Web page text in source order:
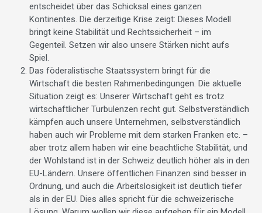
entscheidet über das Schicksal eines ganzen
Kontinentes. Die derzeitige Krise zeigt: Dieses Modell
bringt keine Stabilität und Rechtssicherheit – im
Gegenteil. Setzen wir also unsere Stärken nicht aufs
Spiel.
Das föderalistische Staatssystem bringt für die
Wirtschaft die besten Rahmenbedingungen. Die aktuelle
Situation zeigt es: Unserer Wirtschaft geht es trotz
wirtschaftlicher Turbulenzen recht gut. Selbstverständlich
kämpfen auch unsere Unternehmen, selbstverständlich
haben auch wir Probleme mit dem starken Franken etc. –
aber trotz allem haben wir eine beachtliche Stabilität, und
der Wohlstand ist in der Schweiz deutlich höher als in den
EU-Ländern. Unsere öffentlichen Finanzen sind besser in
Ordnung, und auch die Arbeitslosigkeit ist deutlich tiefer
als in der EU. Dies alles spricht für die schweizerische